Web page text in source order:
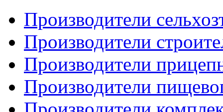
Производители
Производители
Производители
Производители